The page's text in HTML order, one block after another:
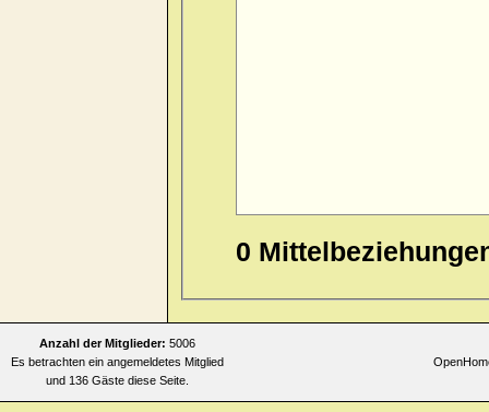
0
Anzahl der Mitglieder: 5006
Es betrachten ein angemeldetes Mitglied
und 136 Gäste diese Seite.